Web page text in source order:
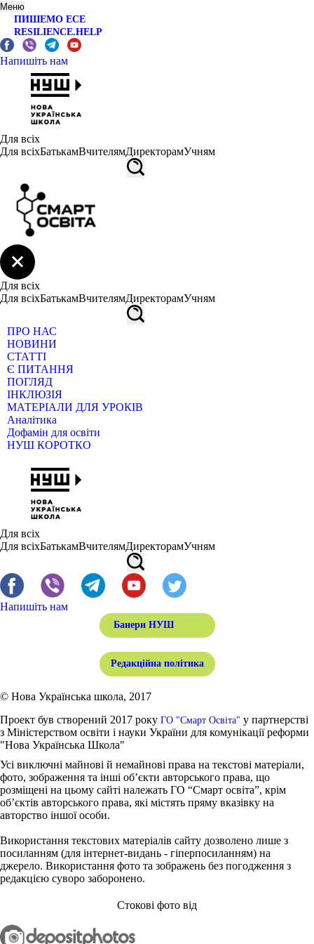
Меню
ПИШЕМО ЕСЕ
RESILIENCE.HELP
Напишіть нам
Для всіх
Для всіхБатькамВчителямДиректорамУчням
Для всіх
Для всіхБатькамВчителямДиректорамУчням
ПРО НАС
НОВИНИ
СТАТТІ
Є ПИТАННЯ
ПОГЛЯД
ІНКЛЮЗІЯ
МАТЕРІАЛИ ДЛЯ УРОКІВ
Аналітика
Дофамін для освіти
НУШ КОРОТКО
Для всіх
Для всіхБатькамВчителямДиректорамУчням
Напишіть нам
Банери НУШ
Редакційна політика
© Нова Українська школа, 2017
Проект був створений 2017 року ГО "Смарт Освіта" у партнерстві
з Міністерством освіти і науки України для комунікації реформи
"Нова Українська Школа"
Усі виключні майнові й немайнові права на текстові матеріали,
фото, зображення та інші об’єкти авторського права, що
розміщені на цьому сайті належать ГО “Смарт освіта”, крім
об’єктів авторського права, які містять пряму вказівку на
авторство іншої особи.
Використання текстових матеріалів сайту дозволено лише з
посиланням (для інтернет-видань - гіперпосиланням) на
джерело. Використання фото та зображень без погодження з
редакцією суворо заборонено.
Стокові фото від